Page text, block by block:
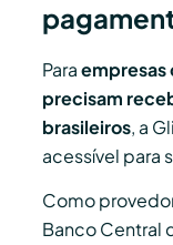
Paraempresas
precisam
brasileiros, a
acessível para
Como
Banco Central